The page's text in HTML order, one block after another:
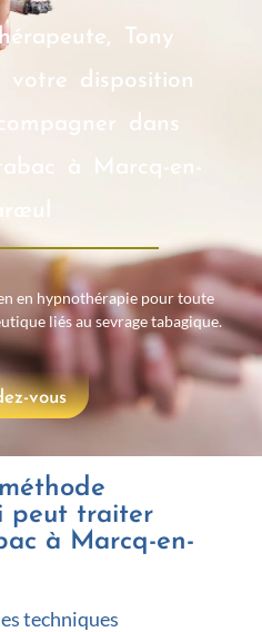
Tony
votre disposition
dans
à Marcq-en-
en hypnothérapie pour toute
liés au sevrage tabagique.
vous
peut traiter
à Marcq-en-
techniques